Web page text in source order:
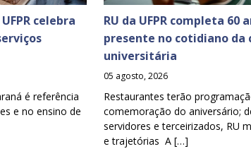
celebra
é referência
e no ensino de
RU da UFPR completa 60
presente no cotidiano da
universitária
05 agosto, 2026
Restaurantes terão
comemoração do aniversário;
servidores e terceirizados, RU
e trajetórias A […]